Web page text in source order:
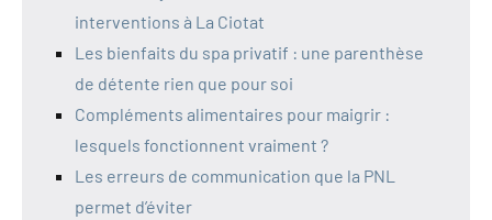
interventions à La Ciotat
Les bienfaits du spa privatif : une parenthèse
de détente rien que pour soi
Compléments alimentaires pour maigrir :
lesquels fonctionnent vraiment ?
Les erreurs de communication que la PNL
permet d’éviter